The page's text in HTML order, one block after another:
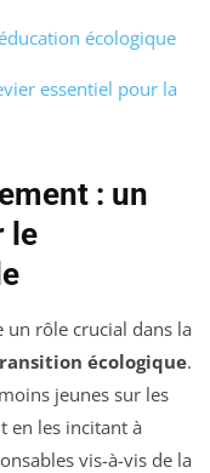
écologique
essentiel pour la
: un
le
un rôle crucial dans la
écologique.
jeunes sur les
en les incitant à
vis-à-vis de la